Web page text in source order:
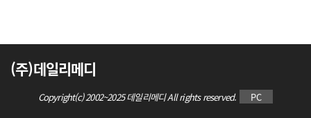
(주)데일리메디
Copyright(c) 2002~2025 데일리메디 All rights reserved. PC